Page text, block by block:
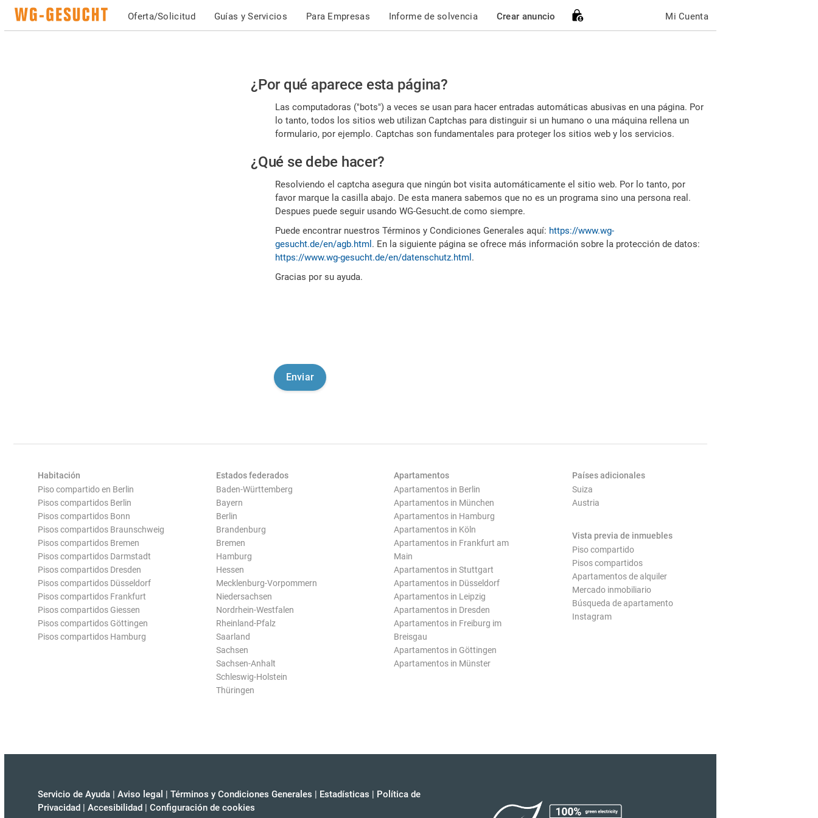
Oferta/Solicitud Guías y Servicios Para Empresas Informe de solvencia Crear anuncio Mi Cuenta
Por
favor,
confirme
es
humano
¿Por qué aparece esta página?
Las computadoras ("bots") a veces se usan para hacer entradas automáticas abusivas en una página. Por
lo tanto, todos los sitios web utilizan Captchas para distinguir si un humano o una máquina rellena un
formulario, por ejemplo. Captchas son fundamentales para proteger los sitios web y los servicios.
¿Qué se debe hacer?
Resolviendo el captcha asegura que ningún bot visita automáticamente el sitio web. Por lo tanto, por
favor marque la casilla abajo. De esta manera sabemos que no es un programa sino una persona real.
Despues puede seguir usando WG-Gesucht.de como siempre.
Puede encontrar nuestros Términos y Condiciones Generales aquí: https://www.wg-
gesucht.de/en/agb.html . En la siguiente página se ofrece más información sobre la protección de datos:
https://www.wg-gesucht.de/en/datenschutz.html .
Gracias por su ayuda.
Habitación
Piso compartido en Berlin
Pisos compartidos Berlin
Pisos compartidos Bonn
Pisos compartidos Braunschweig
Pisos compartidos Bremen
Pisos compartidos Darmstadt
Pisos compartidos Dresden
Pisos compartidos Düsseldorf
Pisos compartidos Frankfurt
Pisos compartidos Giessen
Pisos compartidos Göttingen
Pisos compartidos Hamburg
Estados federados
Baden-Württemberg
Bayern
Berlin
Brandenburg
Bremen
Hamburg
Hessen
Mecklenburg-Vorpommern
Niedersachsen
Nordrhein-Westfalen
Rheinland-Pfalz
Saarland
Sachsen
Sachsen-Anhalt
Schleswig-Holstein
Thüringen
Apartamentos
Apartamentos in Berlin
Apartamentos in München
Apartamentos in Hamburg
Apartamentos in Köln
Apartamentos in Frankfurt am
Main
Apartamentos in Stuttgart
Apartamentos in Düsseldorf
Apartamentos in Leipzig
Apartamentos in Dresden
Apartamentos in Freiburg im
Breisgau
Apartamentos in Göttingen
Apartamentos in Münster
Países adicionales
Suiza
Austria
Vista previa de inmuebles
Piso compartido
Pisos compartidos
Apartamentos de alquiler
Mercado inmobiliario
Búsqueda de apartamento
Instagram
Servicio de Ayuda | Aviso legal | Términos y Condiciones Generales | Estadísticas | Política de
Privacidad | Accesibilidad | Configuración de cookies